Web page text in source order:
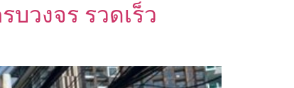
วงจร รวดเร็ว